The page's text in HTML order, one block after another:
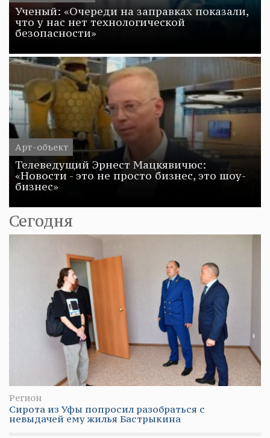
Ученый: «Очереди на заправках показали,
что у нас нет технологической
безопасности»
Арт-объект
Телеведущий Эрнест Мацкявичюс:
«Новости - это не просто бизнес, это шоу-
бизнес»
Сегодня
Регион
Сирота из Уфы попросил разобраться с
невыдачей ему жилья Бастрыкина